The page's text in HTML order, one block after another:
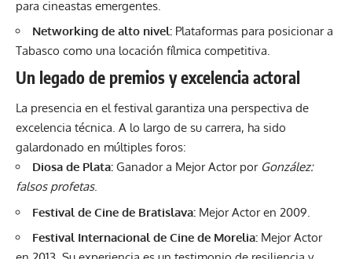
para cineastas emergentes.
Networking de alto nivel: Plataformas para posicionar a
Tabasco como una locación fílmica competitiva.
Un legado de premios y excelencia actoral
La presencia en el festival garantiza una perspectiva de
excelencia técnica. A lo largo de su carrera, ha sido
galardonado en múltiples foros:
Diosa de Plata: Ganador a Mejor Actor por González:
falsos profetas.
Festival de Cine de Bratislava: Mejor Actor en 2009.
Festival Internacional de Cine de Morelia: Mejor Actor